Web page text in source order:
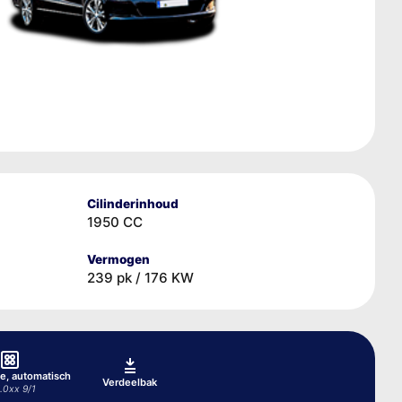
Cilinderinhoud
1950 CC
Vermogen
239 pk / 176 KW
automatisch
9/1 Verdeelbak